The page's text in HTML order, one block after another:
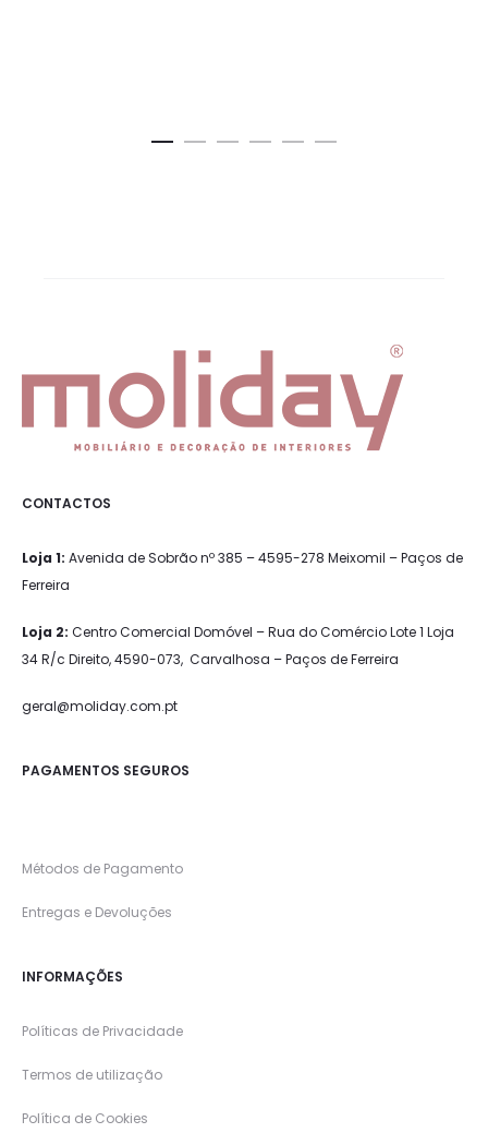
t
o
CONTACTOS
Loja 1: Avenida de Sobrão nº 385 – 4595-278 Meixomil – Paços de
Ferreira
Loja 2: Centro Comercial Domóvel – Rua do Comércio Lote 1 Loja
34 R/c Direito, 4590-073, Carvalhosa – Paços de Ferreira
geral@moliday.com.pt
PAGAMENTOS SEGUROS
Métodos de Pagamento
Entregas e Devoluções
INFORMAÇÕES
Políticas de Privacidade
Termos de utilização
Política de Cookies